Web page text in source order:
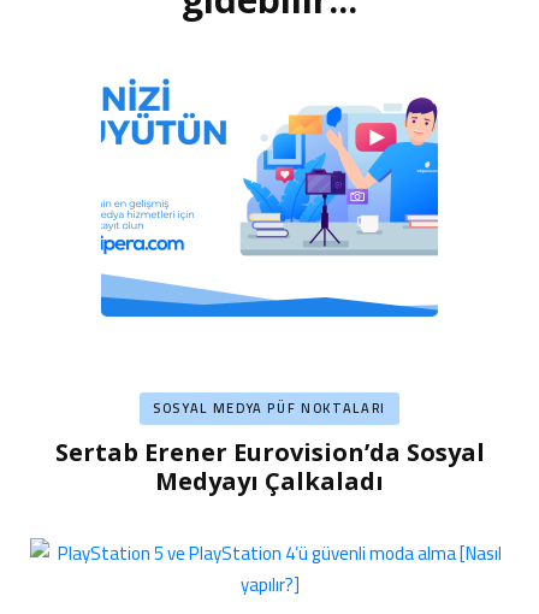
SOSYAL MEDYA PÜF NOKTALARI
Sertab Erener Eurovision’da Sosyal
Medyayı Çalkaladı